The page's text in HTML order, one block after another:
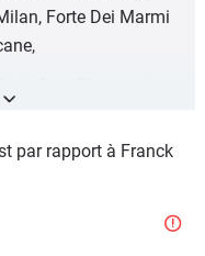
Forte Dei Marmi
Florence/
pour à peu près
des prestations et à
endroits que j'adore
par rapport à Franck